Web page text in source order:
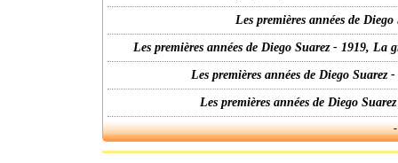
Les premières années de
Les premières années de Diego Suarez - 1919,
Les premières années de Diego
Les premières années de Diego